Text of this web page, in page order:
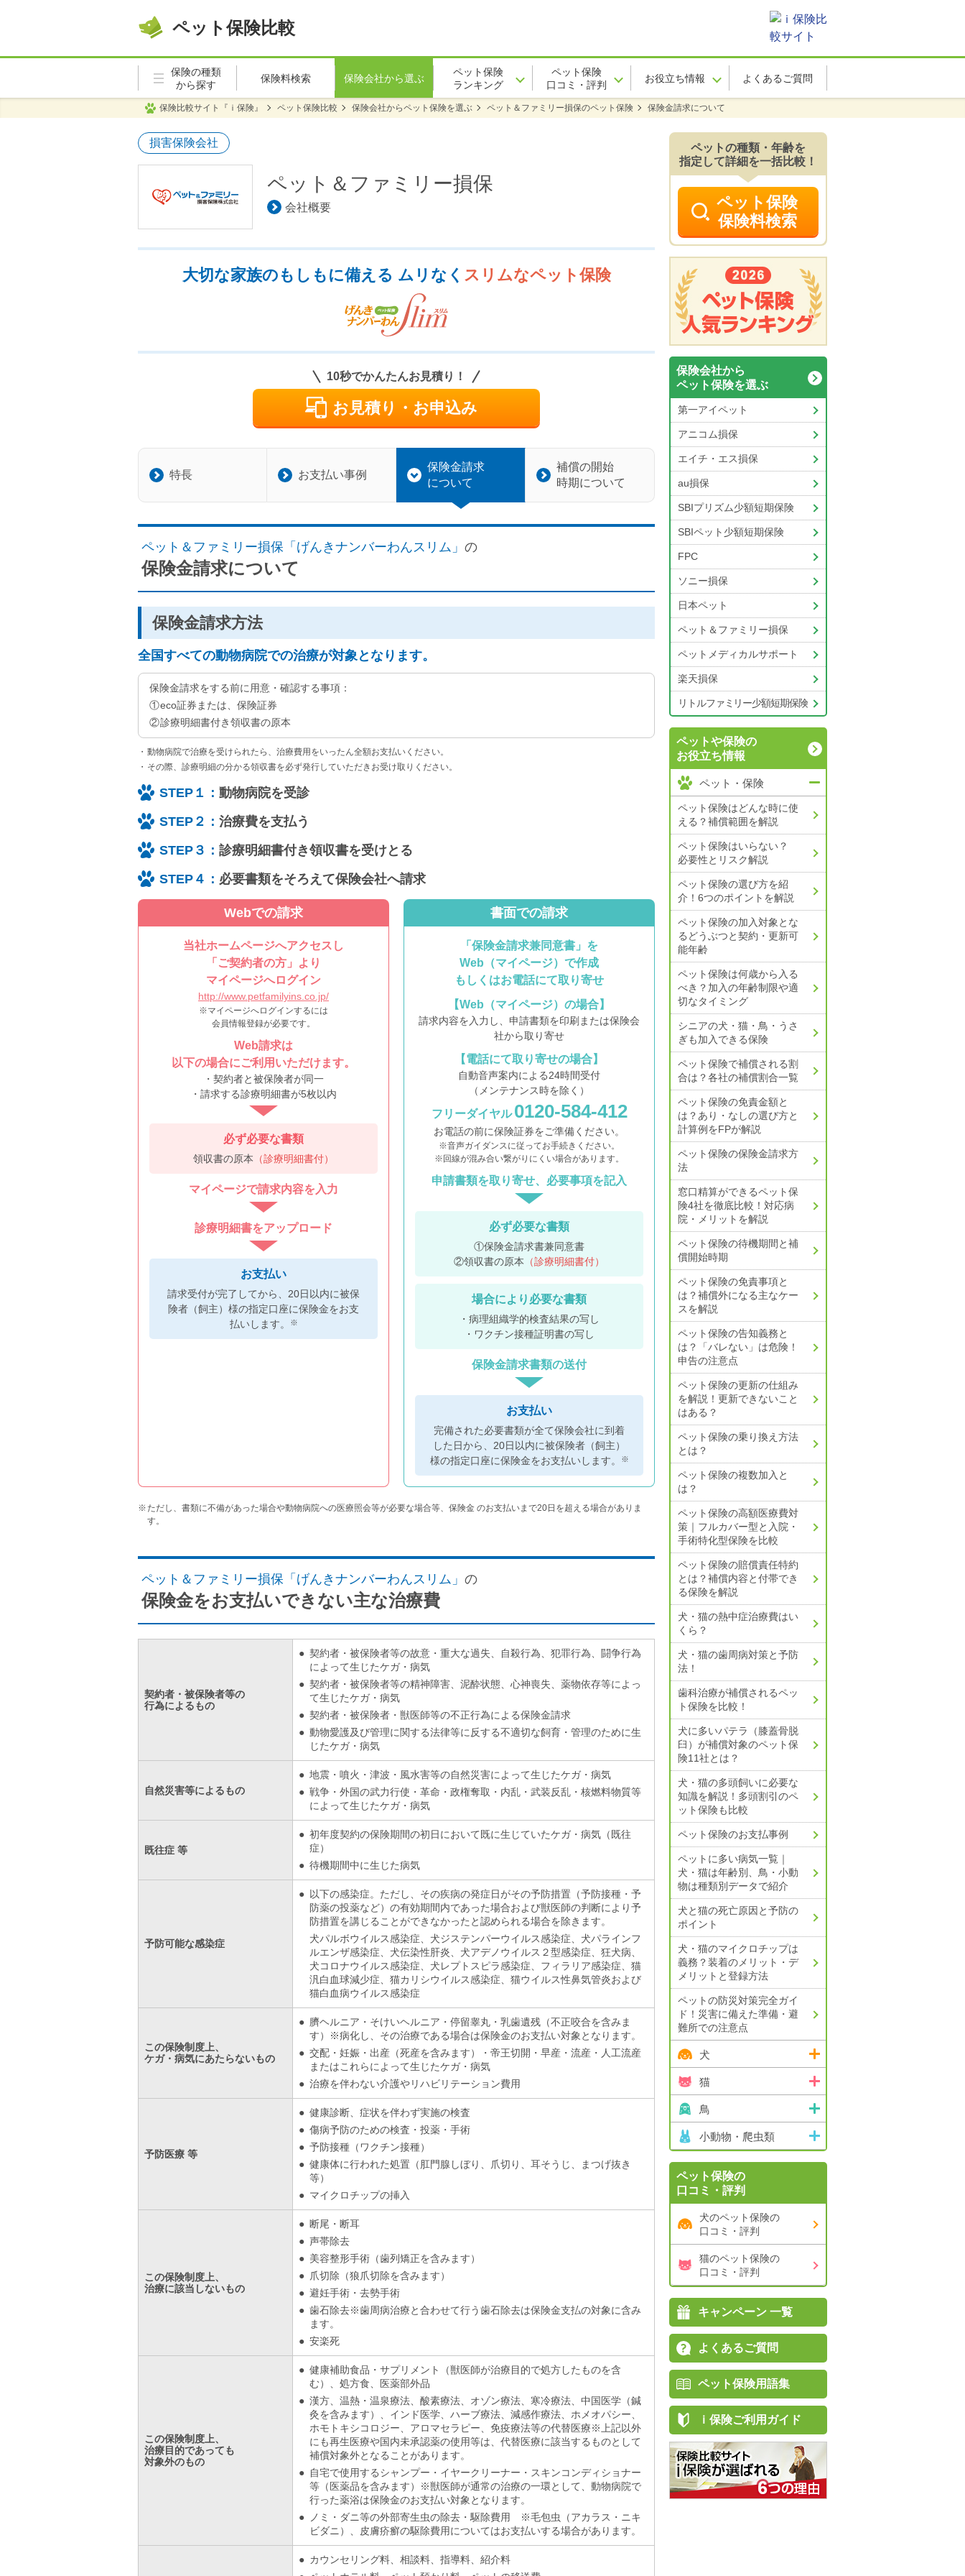
ペット保険比較
保険の種類
から探す
保険料検索 保険会社から選ぶ
ペット保険
ランキング
ペット保険
口コミ・評判
お役立ち情報 よくあるご質問
保険比較サイト『ｉ保険』 ペット保険比較 保険会社からペット保険を選ぶ ペット＆ファミリー損保のペット保険 保険金請求について
損害保険会社
ペット＆ファミリー損保
会社概要
大切な家族のもしもに備える ムリなく スリムなペット保険
10秒でかんたんお見積り！
お見積り・お申込み
特長 お支払い事例
保険金請求
について
補償の開始
時期について
ペット＆ファミリー損保「げんきナンバーわんスリム」 の
保険金請求について
保険金請求方法
全国すべての動物病院での治療が対象となります。
保険金請求をする前に用意・確認する事項：
eco証券または、保険証券
診療明細書付き領収書の原本
動物病院で治療を受けられたら、治療費用をいったん全額お支払いください。
その際、診療明細の分かる領収書を必ず発行していただきお受け取りください。
STEP１： 動物病院を受診
STEP２： 治療費を支払う
STEP３： 診療明細書付き領収書を受けとる
STEP４： 必要書類をそろえて保険会社へ請求
Webでの請求
当社ホームページへアクセスし
「ご契約者の方」より
マイページへログイン
http://www.petfamilyins.co.jp/
※マイページへログインするには
会員情報登録が必要です。
Web請求は
以下の場合にご利用いただけます。
・契約者と被保険者が同一
・請求する診療明細書が5枚以内
必ず必要な書類
領収書の原本 （診療明細書付）
マイページで請求内容を入力
診療明細書をアップロード
お支払い
請求受付が完了してから、20日以内に被保
険者（飼主）様の指定口座に保険金をお支
払いします。
※
書面での請求
「保険金請求兼同意書」を
Web（マイページ）で作成
もしくはお電話にて取り寄せ
【Web（マイページ）の場合】
請求内容を入力し、申請書類を印刷または保険会
社から取り寄せ
【電話にて取り寄せの場合】
自動音声案内による24時間受付
（メンテナンス時を除く）
フリーダイヤル 0120-584-412
お電話の前に保険証券をご準備ください。
※音声ガイダンスに従ってお手続きください。
※回線が混み合い繋がりにくい場合があります。
申請書類を取り寄せ、必要事項を記入
必ず必要な書類
①保険金請求書兼同意書
②領収書の原本 （診療明細書付）
場合により必要な書類
・病理組織学的検査結果の写し
・ワクチン接種証明書の写し
保険金請求書類の送付
お支払い
完備された必要書類が全て保険会社に到着
した日から、20日以内に被保険者（飼主）
様の指定口座に保険金をお支払いします。
※
ただし、書類に不備があった場合や動物病院への医療照会等が必要な場合等、保険金 のお支払いまで20日を超える場合がありま
す。
ペット＆ファミリー損保「げんきナンバーわんスリム」 の
保険金をお支払いできない主な治療費
契約者・被保険者等の
行為によるもの
契約者・被保険者等の故意・重大な過失、自殺行為、犯罪行為、闘争行為
によって生じたケガ・病気
契約者・被保険者等の精神障害、泥酔状態、心神喪失、薬物依存等によっ
て生じたケガ・病気
契約者・被保険者・獣医師等の不正行為による保険金請求
動物愛護及び管理に関する法律等に反する不適切な飼育・管理のために生
じたケガ・病気
自然災害等によるもの
地震・噴火・津波・風水害等の自然災害によって生じたケガ・病気
戦争・外国の武力行使・革命・政権奪取・内乱・武装反乱・核燃料物質等
によって生じたケガ・病気
既往症 等
初年度契約の保険期間の初日において既に生じていたケガ・病気（既往
症）
待機期間中に生じた病気
予防可能な感染症
以下の感染症。ただし、その疾病の発症日がその予防措置（予防接種・予
防薬の投薬など）の有効期間内であった場合および獣医師の判断により予
防措置を講じることができなかったと認められる場合を除きます。
犬パルボウイルス感染症、犬ジステンパーウイルス感染症、犬パラインフ
ルエンザ感染症、犬伝染性肝炎、犬アデノウイルス２型感染症、狂犬病、
犬コロナウイルス感染症、犬レプトスピラ感染症、フィラリア感染症、猫
汎白血球減少症、猫カリシウイルス感染症、猫ウイルス性鼻気管炎および
猫白血病ウイルス感染症
この保険制度上、
ケガ・病気にあたらないもの
臍ヘルニア・そけいヘルニア・停留睾丸・乳歯遺残（不正咬合を含みま
す）※病化し、その治療である場合は保険金のお支払い対象となります。
交配・妊娠・出産（死産を含みます）・帝王切開・早産・流産・人工流産
またはこれらによって生じたケガ・病気
治療を伴わない介護やリハビリテーション費用
予防医療 等
健康診断、症状を伴わず実施の検査
傷病予防のための検査・投薬・手術
予防接種（ワクチン接種）
健康体に行われた処置（肛門腺しぼり、爪切り、耳そうじ、まつげ抜き
等）
マイクロチップの挿入
この保険制度上、
治療に該当しないもの
断尾・断耳
声帯除去
美容整形手術（歯列矯正を含みます）
爪切除（狼爪切除を含みます）
避妊手術・去勢手術
歯石除去※歯周病治療と合わせて行う歯石除去は保険金支払の対象に含み
ます。
安楽死
この保険制度上、
治療目的であっても
対象外のもの
健康補助食品・サプリメント（獣医師が治療目的で処方したものを含
む）、処方食、医薬部外品
漢方、温熱・温泉療法、酸素療法、オゾン療法、寒冷療法、中国医学（鍼
灸を含みます）、インド医学、ハーブ療法、減感作療法、ホメオパシー、
ホモトキシコロジー、アロマセラピー、免疫療法等の代替医療※上記以外
にも再生医療や国内未承認薬の使用等は、代替医療に該当するものとして
補償対象外となることがあります。
自宅で使用するシャンプー・イヤークリーナー・スキンコンディショナー
等（医薬品を含みます）※獣医師が通常の治療の一環として、動物病院で
行った薬浴は保険金のお支払い対象となります。
ノミ・ダニ等の外部寄生虫の除去・駆除費用 ※毛包虫（アカラス・ニキ
ビダニ）、皮膚疥癬の駆除費用についてはお支払いする場合があります。
カウンセリング料、相談料、指導料、紹介料
ペットの種類・年齢を
指定して詳細を一括比較！
ペット保険
保険料検索
保険会社から
ペット保険を選ぶ
第一アイペット
アニコム損保
エイチ・エス損保
au損保
SBIプリズム少額短期保険
SBIペット少額短期保険
FPC
ソニー損保
日本ペット
ペット＆ファミリー損保
ペットメディカルサポート
楽天損保
リトルファミリー少額短期保険
ペットや保険の
お役立ち情報
ペット・保険
ペット保険はどんな時に使
える？補償範囲を解説
ペット保険はいらない？
必要性とリスク解説
ペット保険の選び方を紹
介！6つのポイントを解説
ペット保険の加入対象とな
るどうぶつと契約・更新可
能年齢
ペット保険は何歳から入る
べき？加入の年齢制限や適
切なタイミング
シニアの犬・猫・鳥・うさ
ぎも加入できる保険
ペット保険で補償される割
合は？各社の補償割合一覧
ペット保険の免責金額と
は？ あり・なしの選び方と
計算例をFPが解説
ペット保険の保険金請求方
法
窓口精算ができるペット保
険4社を徹底比較！ 対応病
院・メリットを解説
ペット保険の待機期間と補
償開始時期
ペット保険の免責事項と
は？補償外になる主なケー
スを解説
ペット保険の告知義務と
は？
「バレない」は危険！
申告の注意点
ペット保険の更新の仕組み
を解説！ 更新できないこと
はある？
ペット保険の乗り換え方法
とは？
ペット保険の複数加入と
は？
ペット保険の高額医療費対
策｜ フルカバー型と入院・
手術特化型保険を比較
ペット保険の賠償責任特約
とは？補償内容と付帯でき
る保険を解説
犬・猫の熱中症治療費はい
くら？
犬・猫の歯周病対策と予防
法！
歯科治療が補償されるペッ
ト保険を比較！
犬に多いパテラ（膝蓋骨脱
臼）が補償対象のペット保
険11社とは？
犬・猫の多頭飼いに必要な
知識を解説！ 多頭割引のペ
ット保険も比較
ペット保険のお支払事例
ペットに多い病気一覧｜
犬・猫は年齢別、鳥・小動
物は種類別データで紹介
犬と猫の死亡原因と予防の
ポイント
犬・猫のマイクロチップは
義務？装着のメリット・デ
メリットと登録方法
ペットの防災対策完全ガイ
ド！ 災害に備えた準備・避
難所での注意点
犬
猫
鳥
小動物・爬虫類
ペット保険の
口コミ・評判
犬のペット保険の
口コミ・評判
猫のペット保険の
口コミ・評判
キャンペーン 一覧
よくあるご質問
ペット保険用語集
ｉ保険ご利用ガイド